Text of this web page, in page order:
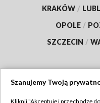
KRAKÓW /
OPOLE /
SZCZECIN /
Szanujemy Twoją
Kliknij "Akceptuję i przechodzę